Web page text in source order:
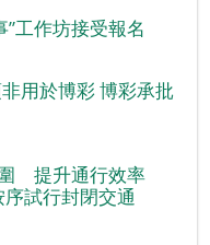
工作坊接受報名
用於博彩 博彩承批
圍 提升通行效率
試行封閉交通